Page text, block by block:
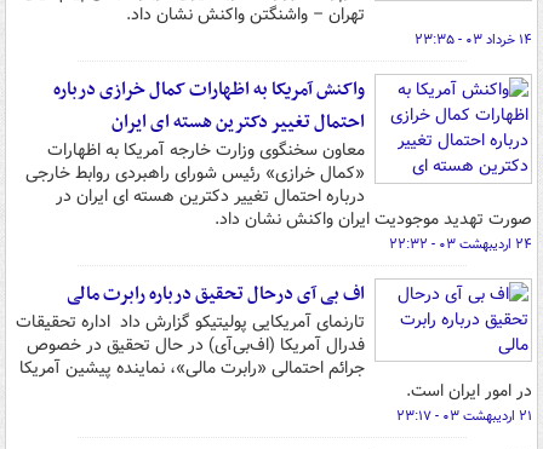
تهران – واشنگتن واکنش نشان داد.
۱۴ خرداد ۰۳ - ۲۳:۳۵
واکنش آمریکا به اظهارات کمال خرازی درباره
احتمال تغییر دکترین هسته ای ایران
معاون سخنگوی وزارت خارجه آمریکا به اظهارات
«کمال خرازی» رئیس شورای راهبردی روابط خارجی
درباره احتمال تغییر دکترین هسته ای ایران در
صورت تهدید موجودیت ایران واکنش نشان داد.
۲۴ اردیبهشت ۰۳ - ۲۲:۳۲
اف بی آی درحال تحقیق درباره رابرت مالی
تارنمای آمریکایی پولیتیکو گزارش داد اداره تحقیقات
فدرال آمریکا (اف‌بی‌آی) در حال تحقیق در خصوص
جرائم احتمالی «رابرت مالی»، نماینده پیشین آمریکا
در امور ایران است.
۲۱ اردیبهشت ۰۳ - ۲۳:۱۷